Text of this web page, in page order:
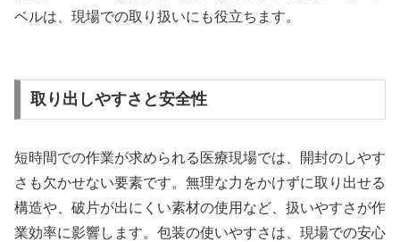
ベルは、現場での取り扱いにも役立ちます。
取り出しやすさと安全性
短時間での作業が求められる医療現場では、開封のしやす
さも欠かせない要素です。無理な力をかけずに取り出せる
構造や、破片が出にくい素材の使用など、扱いやすさが作
業効率に影響します。包装の使いやすさは、現場での安心